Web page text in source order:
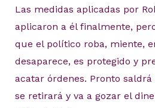
Las medidas aplicadas por
aplicaron a él finalmente,
que el político roba, miente,
desaparece, es protegido y
acatar órdenes. Pronto saldrá
se retirará y va a gozar el